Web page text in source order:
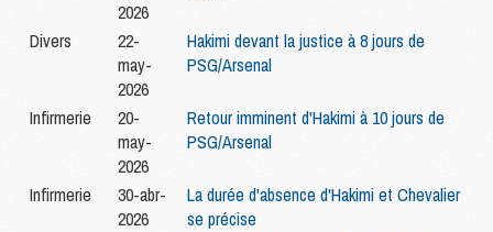
2026
Divers
22-
may-
2026
Hakimi devant la justice à 8 jours de
PSG/Arsenal
Infirmerie
20-
may-
2026
Retour imminent d'Hakimi à 10 jours de
PSG/Arsenal
Infirmerie
30-abr-
2026
La durée d'absence d'Hakimi et Chevalier
se précise